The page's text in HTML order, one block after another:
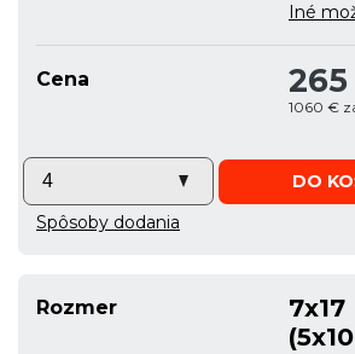
Iné
Cena 265
1060 €
DO
Spôsoby dodania
Rozmer
7x17